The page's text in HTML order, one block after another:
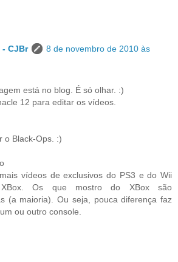
CJBr
8 de novembro de 2010 às
está no blog. É só olhar. :)
12 para editar os vídeos.
o Black-Ops. :)
vídeos de exclusivos do PS3 e do Wii
Os que mostro do XBox são
(a maioria). Ou seja, pouca diferença faz
ou outro console.